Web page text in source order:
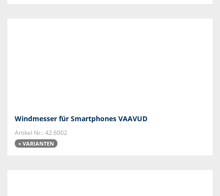
Windmesser für Smartphones VAAVUD
Artikel Nr.: 42.6002
+ VARIANTEN